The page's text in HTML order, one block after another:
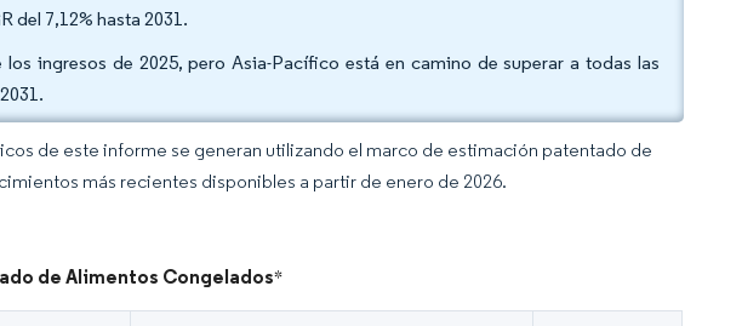
del 7,12% hasta 2031.
ingresos de 2025, pero Asia-Pacífico está en camino de superar a todas las
de este informe se generan utilizando el marco de estimación patentado de
más recientes disponibles a partir de enero de 2026.
de Alimentos Congelados*